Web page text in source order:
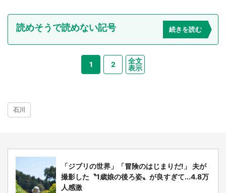
読めそうで読めない記号 続きを読む
1 2
全文
表示
石川
「ジブリの世界」「冒険のはじまりだ!」 夫が
撮影した〝1歳娘の後ろ姿〟が良すぎて...4.8万
人感激